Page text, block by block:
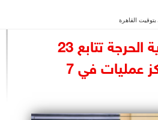
السياسة صنع في مصربتوقيت القاهرة
الصحة: فرق الرعاية الحرجة تتابع 23
مستشفى و3 مراكز عمليات في 7